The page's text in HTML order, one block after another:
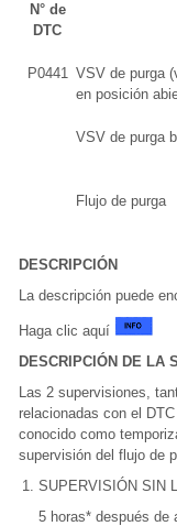
N° de
DTC
P0441 VSV de purga
en posición
VSV de purga
Flujo de purga
DESCRIPCIÓN
La descripción puede
Haga clic aquí
DESCRIPCIÓN DE LA
Las 2 supervisiones,
relacionadas con el
conocido como
supervisión del flujo de
SUPERVISIÓN SIN
5 horas* después de